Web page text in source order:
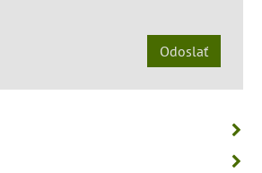
Odoslať